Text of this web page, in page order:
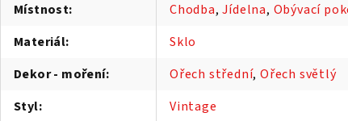
Místnost: Chodba,Jídelna, Obývací
Materiál:
Sklo
Dekor - moření: Ořech střední,Ořech světlý
Styl: Vintage